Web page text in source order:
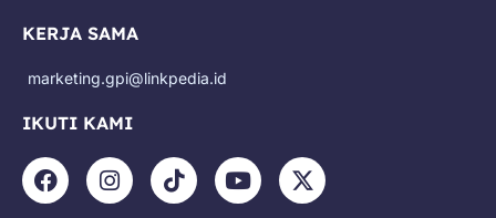
KERJA SAMA
marketing.gpi@linkpedia.id
IKUTI KAMI
F
a
I
n
T
i
Y
o
X
-